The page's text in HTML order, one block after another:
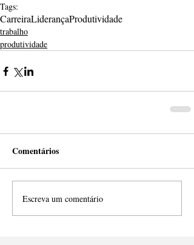
Tags:
CarreiraLiderançaProdutividade
trabalho
produtividade
Comentários
Escreva um comentário